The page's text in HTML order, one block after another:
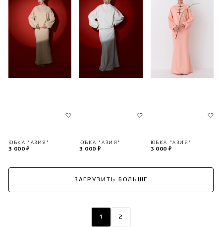
ЮБКА "АЗИЯ"
3 000 ₽
ЮБКА "АЗИЯ"
3 000 ₽
ЮБКА "АЗИЯ"
3 000 ₽
ЗАГРУЗИТЬ БОЛЬШЕ
1 2